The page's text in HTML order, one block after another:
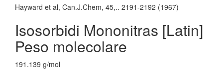
Hayward et al, Can.J.Chem, 45,.. 2191-2192 (1967)
Isosorbidi Mononitras [Latin]
Peso molecolare
191.139 g/mol